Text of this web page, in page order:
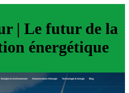
| Le futur de la
énergétique